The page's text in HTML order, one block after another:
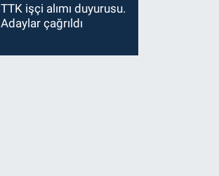
TTK işçi alımı duyurusu.
Adaylar çağrıldı